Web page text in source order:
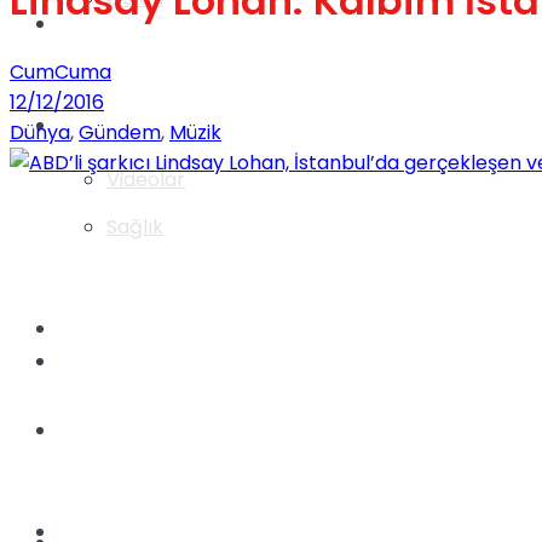
Videolar
Gündem
Yaşam
Sağlık
CumCuma
12/12/2016
Dünya,Gündem, Müzik